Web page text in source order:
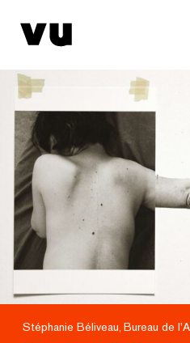
Stéphanie Béliveau Bureau de